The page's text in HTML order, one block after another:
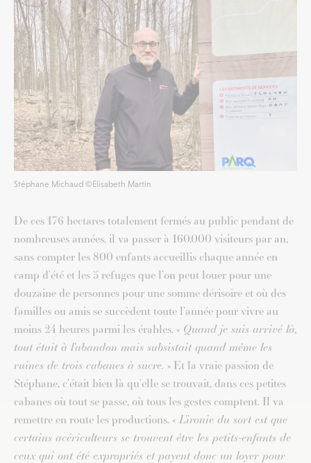
Stéphane Michaud ©Élisabeth Martin
De ces 176 hectares totalement fermés au public pendant de
nombreuses années, il va passer à 160.000 visiteurs par an,
sans compter les 800 enfants accueillis chaque année en
camp d’été et les 5 refuges que l’on peut louer pour une
douzaine de personnes pour une somme dérisoire et où des
familles ou amis se succèdent toute l’année pour vivre au
moins 24 heures parmi les érables. « Quand je suis arrivé là,
tout était à l’abandon mais subsistait quand même les
ruines de trois cabanes à sucre. » Et la vraie passion de
Stéphane, c’était bien là qu’elle se trouvait, dans ces petites
cabanes où tout se passe, où tous les gestes comptent. Il va
remettre en route les productions. « L’ironie du sort est que
certains acériculteurs se trouvent être les petits-enfants de
ceux qui ont été expropriés et payent donc un loyer pour